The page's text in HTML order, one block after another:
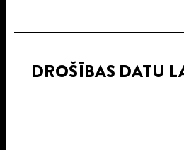
DROŠĪBAS DATU